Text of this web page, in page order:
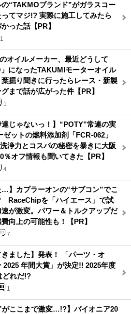
“TAKMOブランド”がガラスコー
てマジ!? 実際に施工してみたら
った話【PR】
1
オイルメーカー、最近どうして
になったTAKUMIモーターオイル
掘り聞きに行ったらレース・新製
まで話が広がった件【PR】
1
達じゃないっ！】“POTY”常連の実
ットの燃料添加剤「FCR-062」
浄力とコスパの秘密を暴きに大阪
％オフ情報も聞いてきた【PR】
4
…】カプラーオンの“サブコン”でこ
RaceChipを「ハイエース」で試
が激変。パワー＆トルクアップだ
向上の可能性も！【PR】
7
きました】発表！ 「パーツ・オ
2025 年間大賞」が決定!! 2025年度
どれだ!?
1
がここまで激変…!?】パイオニア20